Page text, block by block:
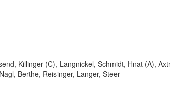
Killinger (C), Langnickel, Schmidt, Hnat (A),
Berthe, Reisinger, Langer, Steer